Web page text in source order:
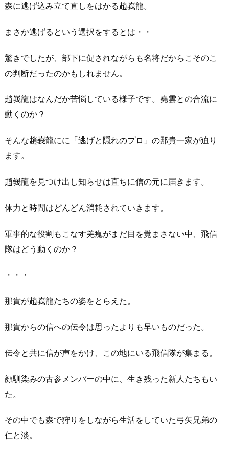
森に逃げ込み立て直しをはかる趙峩龍。
まさか逃げるという選択をするとは・・
驚きでしたが、部下に促されながらも名将だからこそのこ
の判断だったのかもしれません。
趙峩龍はなんだか苦悩している様子です。堯雲との合流に
動くのか？
そんな趙峩龍にに「逃げと隠れのプロ」の那貴一家が迫り
ます。
趙峩龍を見つけ出し知らせは直ちに信の元に届きます。
体力と時間はどんどん消耗されていきます。
軍事的な役割もこなす羌瘣がまだ目を覚まさない中、飛信
隊はどう動くのか？
・・・
那貴が趙峩龍たちの姿をとらえた。
那貴からの信への伝令は思ったよりも早いものだった。
伝令と共に信が声をかけ、この地にいる飛信隊が集まる。
顔馴染みの古参メンバーの中に、生き残った新人たちもい
た。
その中でも森で狩りをしながら生活をしていた弓矢兄弟の
仁と淡。